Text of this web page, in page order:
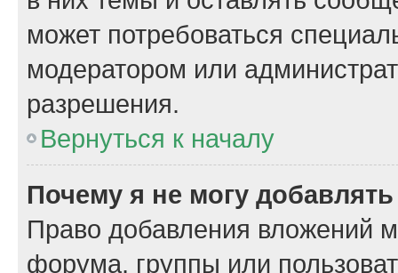
может потребоваться
модератором или
разрешения.
Вернуться к началу
Почему я не могу
Право добавления вложений
форума, группы или